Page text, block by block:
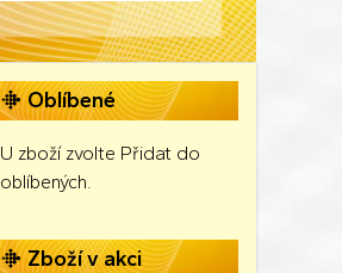
Oblíbené
U zboží zvolte Přidat do
oblíbených.
Zboží v akci